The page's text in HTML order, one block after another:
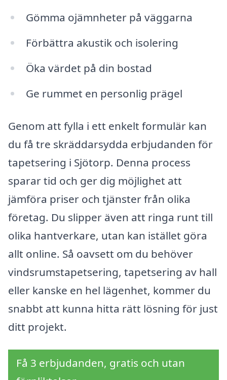
Gömma ojämnheter på väggarna
Förbättra akustik och isolering
Öka värdet på din bostad
Ge rummet en personlig prägel
Genom att fylla i ett enkelt formulär kan
du få tre skräddarsydda erbjudanden för
tapetsering i Sjötorp. Denna process
sparar tid och ger dig möjlighet att
jämföra priser och tjänster från olika
företag. Du slipper även att ringa runt till
olika hantverkare, utan kan istället göra
allt online. Så oavsett om du behöver
vindsrumstapetsering, tapetsering av hall
eller kanske en hel lägenhet, kommer du
snabbt att kunna hitta rätt lösning för just
ditt projekt.
Få 3 erbjudanden, gratis och utan